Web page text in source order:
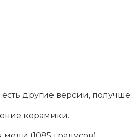
другие версии, получше.
керамики.